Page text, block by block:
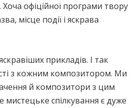
офіційної програми твору
місце події і яскрава
прикладів. І так
з кожним композитором. Ми
й композитори з цим
мистецьке спілкування є дуже